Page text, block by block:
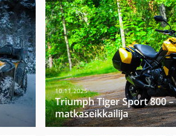
10.11.2025
Triumph Tiger Sport 800
matkaseikkailija